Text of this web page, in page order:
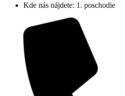
Kde nás nájdete: 1. poschodie